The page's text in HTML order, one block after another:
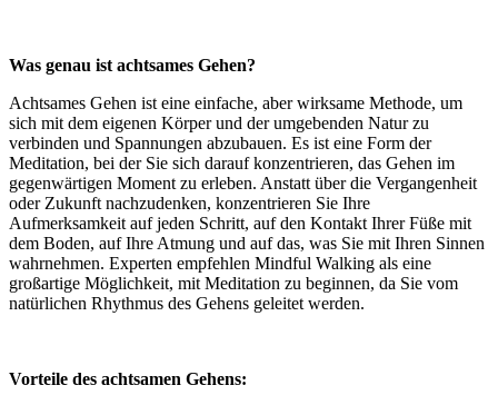
Was genau ist achtsames Gehen?
Achtsames Gehen ist eine einfache, aber wirksame Methode, um
sich mit dem eigenen Körper und der umgebenden Natur zu
verbinden und Spannungen abzubauen. Es ist eine Form der
Meditation, bei der Sie sich darauf konzentrieren, das Gehen im
gegenwärtigen Moment zu erleben. Anstatt über die Vergangenheit
oder Zukunft nachzudenken, konzentrieren Sie Ihre
Aufmerksamkeit auf jeden Schritt, auf den Kontakt Ihrer Füße mit
dem Boden, auf Ihre Atmung und auf das, was Sie mit Ihren Sinnen
wahrnehmen. Experten empfehlen Mindful Walking als eine
großartige Möglichkeit, mit Meditation zu beginnen, da Sie vom
natürlichen Rhythmus des Gehens geleitet werden.
Vorteile des achtsamen Gehens: